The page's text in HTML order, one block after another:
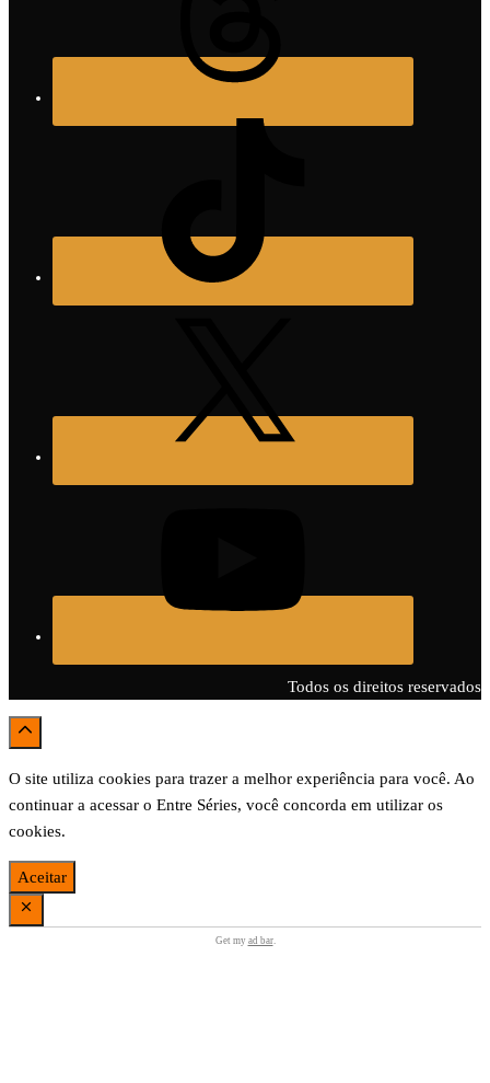
Todos os direitos reservados
O site utiliza cookies para trazer a melhor experiência para você. Ao
continuar a acessar o Entre Séries, você concorda em utilizar os
cookies.
Aceitar
Get my ad bar.